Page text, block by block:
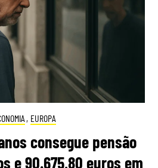
, EUROPA
consegue pensão
e 90.675,80 euros em